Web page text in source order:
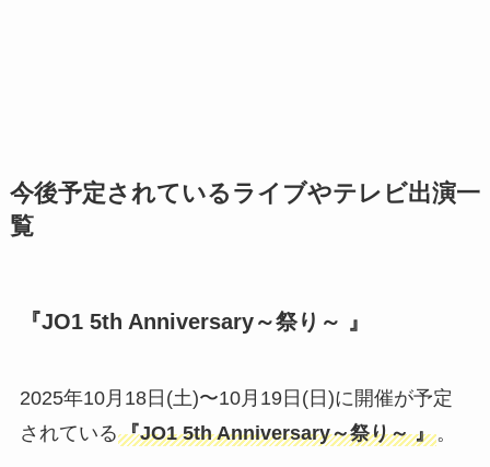
今後予定されているライブやテレビ出演一
覧
『JO1 5th Anniversary～祭り～ 』
2025年10月18日(土)〜10月19日(日)に開催が予定
されている『JO1 5th Anniversary～祭り～ 』。